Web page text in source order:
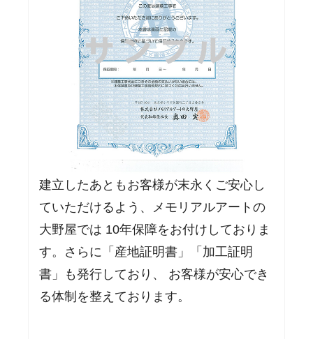
建立したあともお客様が末永くご安心し
ていただけるよう、メモリアルアートの
大野屋では 10年保障をお付けしておりま
す。さらに「産地証明書」「加工証明
書」も発行しており、 お客様が安心でき
る体制を整えております。